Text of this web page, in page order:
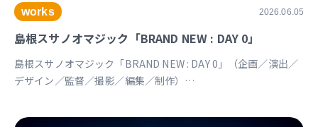
works 2026.06.05
島根スサノオマジック「BRAND NEW : DAY 0」
島根スサノオマジック「BRAND NEW : DAY 0」（企画／演出／
デザイン／監督／撮影／編集／制作）